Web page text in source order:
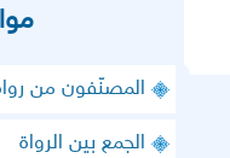
المصنّفون من
الجمع بين الرواة